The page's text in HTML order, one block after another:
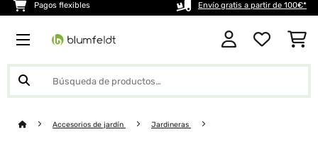
Pagos flexibles Envío gratis a partir de 100€*
Accesorios de jardín Jardineras